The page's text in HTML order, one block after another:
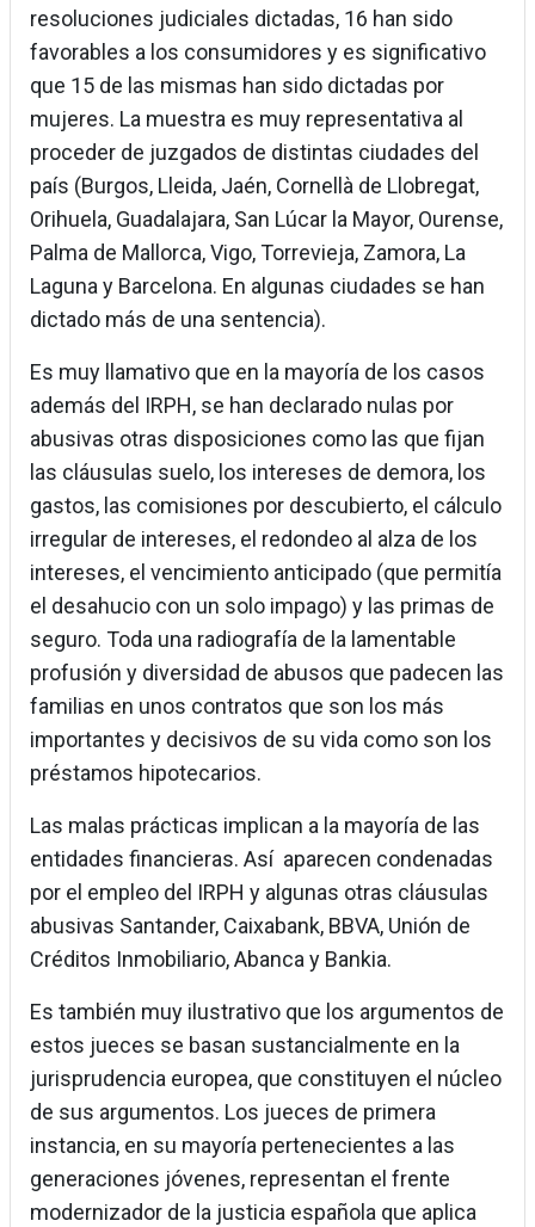
resoluciones judiciales dictadas, 16 han sido
favorables a los consumidores y es significativo
que 15 de las mismas han sido dictadas por
mujeres. La muestra es muy representativa al
proceder de juzgados de distintas ciudades del
país (Burgos, Lleida, Jaén, Cornellà de Llobregat,
Orihuela, Guadalajara, San Lúcar la Mayor, Ourense,
Palma de Mallorca, Vigo, Torrevieja, Zamora, La
Laguna y Barcelona. En algunas ciudades se han
dictado más de una sentencia).
Es muy llamativo que en la mayoría de los casos
además del IRPH, se han declarado nulas por
abusivas otras disposiciones como las que fijan
las cláusulas suelo, los intereses de demora, los
gastos, las comisiones por descubierto, el cálculo
irregular de intereses, el redondeo al alza de los
intereses, el vencimiento anticipado (que permitía
el desahucio con un solo impago) y las primas de
seguro. Toda una radiografía de la lamentable
profusión y diversidad de abusos que padecen las
familias en unos contratos que son los más
importantes y decisivos de su vida como son los
préstamos hipotecarios.
Las malas prácticas implican a la mayoría de las
entidades financieras. Así aparecen condenadas
por el empleo del IRPH y algunas otras cláusulas
abusivas Santander, Caixabank, BBVA, Unión de
Créditos Inmobiliario, Abanca y Bankia.
Es también muy ilustrativo que los argumentos de
estos jueces se basan sustancialmente en la
jurisprudencia europea, que constituyen el núcleo
de sus argumentos. Los jueces de primera
instancia, en su mayoría pertenecientes a las
generaciones jóvenes, representan el frente
modernizador de la justicia española que aplica